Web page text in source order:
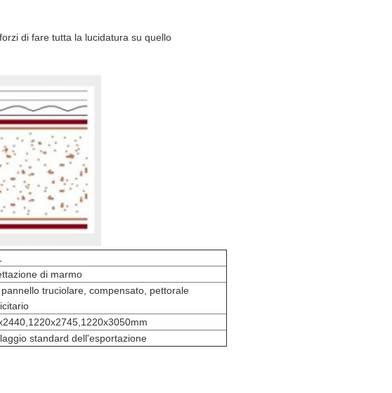
di fare tutta la lucidatura su quello
di marmo
pannello truciolare, compensato, pettorale
standard dell'esportazione